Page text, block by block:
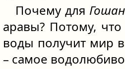
Почему для
аравы? Потому,
воды получит мир
– самое